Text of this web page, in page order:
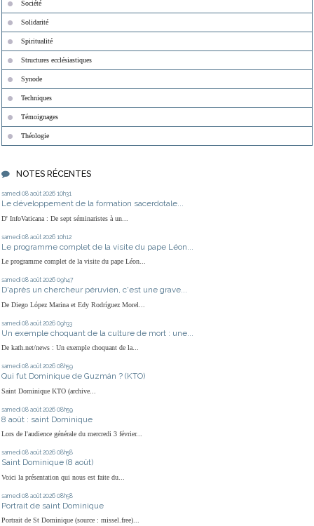
Société
Solidarité
Spiritualité
Structures ecclésiastiques
Synode
Techniques
Témoignages
Théologie
NOTES RÉCENTES
samedi 08 août 2026 10h31
Le développement de la formation sacerdotale...
D' InfoVaticana : De sept séminaristes à un...
samedi 08 août 2026 10h12
Le programme complet de la visite du pape Léon...
Le programme complet de la visite du pape Léon...
samedi 08 août 2026 09h47
D'après un chercheur péruvien, c'est une grave...
De Diego López Marina et Edy Rodríguez Morel...
samedi 08 août 2026 09h33
Un exemple choquant de la culture de mort : une...
De kath.net/news : Un exemple choquant de la...
samedi 08 août 2026 08h59
Qui fut Dominique de Guzmán ? (KTO)
Saint Dominique KTO (archive...
samedi 08 août 2026 08h59
8 août : saint Dominique
Lors de l'audience générale du mercredi 3 février...
samedi 08 août 2026 08h58
Saint Dominique (8 août)
Voici la présentation qui nous est faite du...
samedi 08 août 2026 08h58
Portrait de saint Dominique
Portrait de St Dominique (source : missel.free)...